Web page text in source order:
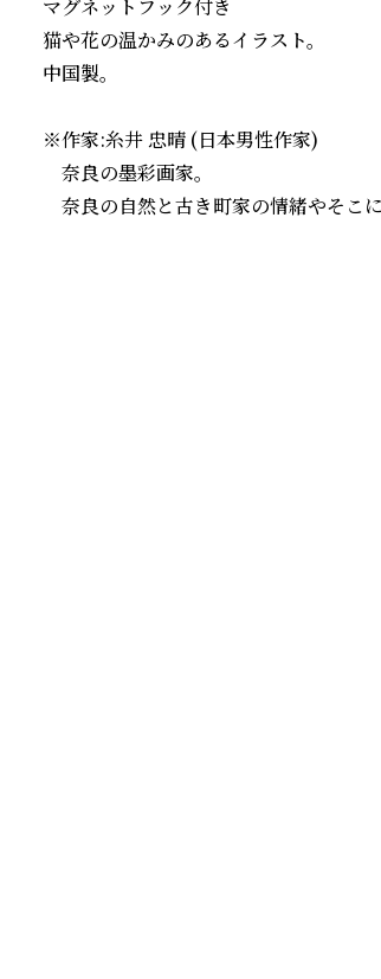
マグネットフック付き
猫や花の温かみのあるイラスト。
中国製。
※作家:糸井 忠晴 (日本男性作家)
奈良の墨彩画家。
奈良の自然と古き町家の情緒やそこ